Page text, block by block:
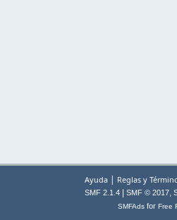
Ayuda | Reglas y
SMF 2.1.4 SMF © 2017,
SMFAdsfor Free